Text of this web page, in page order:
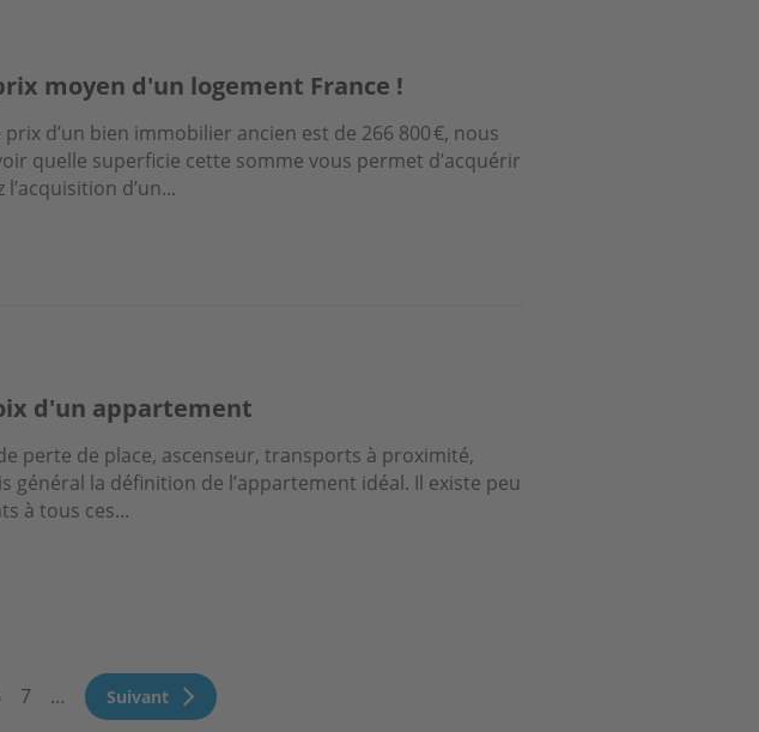
moyen d'un logement France !
d’un bien immobilier ancien est de 266 800 €, nous
quelle superficie cette somme vous permet d’acquérir
d’un...
d'un appartement
perte de place, ascenseur, transports à proximité,
général la définition de l’appartement idéal. Il existe peu
à tous ces...
Page
7 … Page
suivante
Suivant